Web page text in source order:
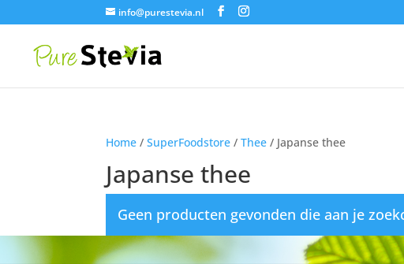
info@purestevia.nl
Home /SuperFoodstore /Thee / Japanse thee
Japanse thee
Geen producten gevonden die aan je